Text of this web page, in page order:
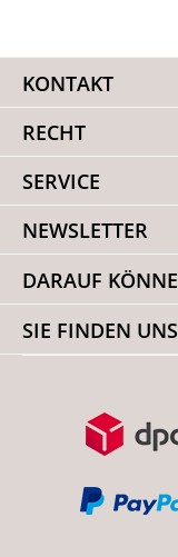
KONTAKT
RECHT
SERVICE
NEWSLETTER
DARAUF
SIE FINDEN